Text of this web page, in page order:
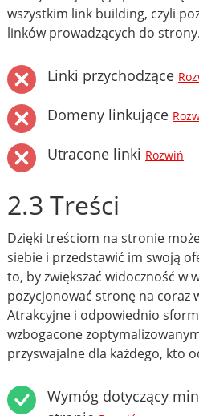
wszystkim link building, czyli
linków prowadzących do strony.
Linki przychodzące
Domeny linkujące
Utracone linki Rozwiń
2.3 Treści
Dzięki treściom na stronie
siebie i przedstawić im swoją
to, by zwiększać widoczność w
pozycjonować stronę na coraz
Atrakcyjne i odpowiednio
wzbogacone
przyswajalne dla każdego, kto
Wymóg dotyczący